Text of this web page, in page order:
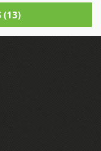
(13)